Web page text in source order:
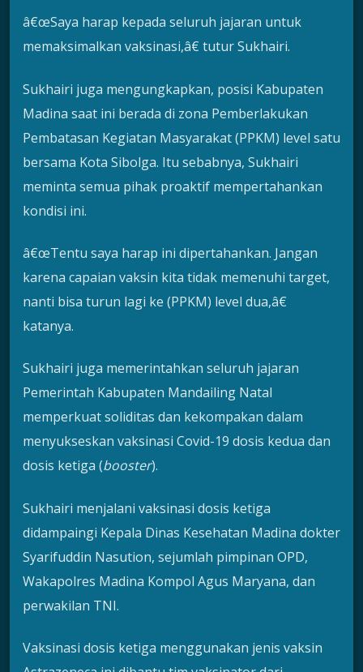
â€œSaya harap kepada seluruh jajaran untuk
memaksimalkan vaksinasi,â€ tutur Sukhairi.
Sukhairi juga mengungkapkan, posisi Kabupaten
Madina saat ini berada di zona Pemberlakukan
Pembatasan Kegiatan Masyarakat (PPKM) level satu
bersama Kota Sibolga. Itu sebabnya, Sukhairi
meminta semua pihak proaktif mempertahankan
kondisi ini.
â€œTentu saya harap ini dipertahankan. Jangan
karena capaian vaksin kita tidak memenuhi target,
nanti bisa turun lagi ke (PPKM) level dua,â€
katanya.
Sukhairi juga memerintahkan seluruh jajaran
Pemerintah Kabupaten Mandailing Natal
memperkuat soliditas dan kekompakan dalam
menyukseskan vaksinasi Covid-19 dosis kedua dan
dosis ketiga (booster).
Sukhairi menjalani vaksinasi dosis ketiga
didampaingi Kepala Dinas Kesehatan Madina dokter
Syarifuddin Nasution, sejumlah pimpinan OPD,
Wakapolres Madina Kompol Agus Maryana, dan
perwakilan TNI.
Vaksinasi dosis ketiga menggunakan jenis vaksin